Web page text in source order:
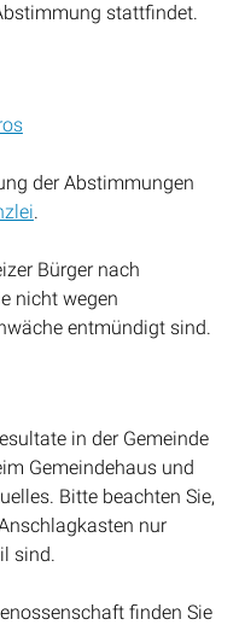
stattfindet.
der Abstimmungen
.
Bürger nach
nicht wegen
entmündigt sind.
in der Gemeinde
Gemeindehaus und
Bitte beachten Sie,
nur
sind.
finden Sie